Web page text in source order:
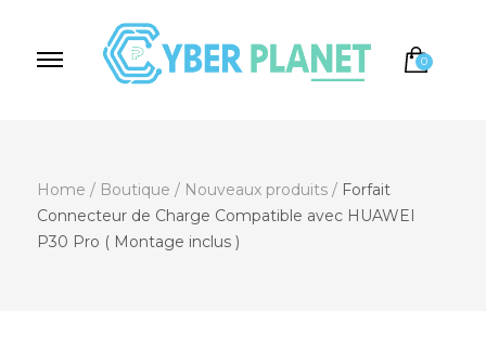
0
Home / Boutique / Nouveaux produits / Forfait
Connecteur de Charge Compatible avec HUAWEI
P30 Pro ( Montage inclus )